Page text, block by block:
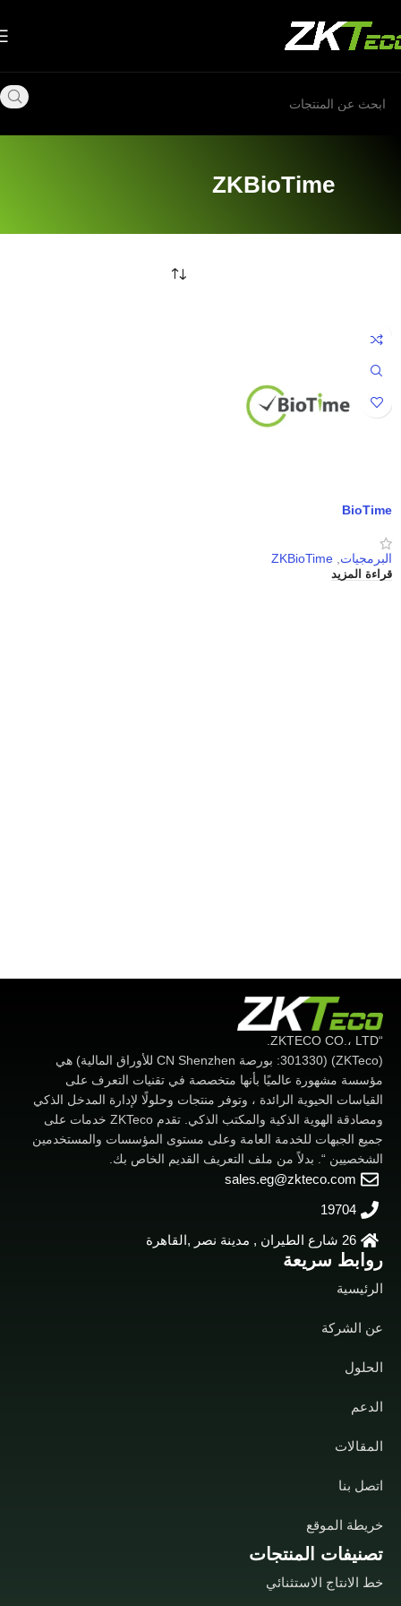
ZKBioTime
BioTime
البرمجيات ZKBioTime
قراءة المزيد
تصنيفات المنتجات
خط الانتاج الاستثنائي
روابط سريعة
الرئيسية
عن الشركة
الحلول
الدعم
المقالات
اتصل بنا
خريطة الموقع
“ZKTECO CO.، LTD.
(ZKTeco) (301330: بورصة CN Shenzhen للأوراق المالية) هي
مؤسسة مشهورة عالميًا بأنها متخصصة في تقنيات التعرف على
القياسات الحيوية الرائدة ، وتوفر منتجات وحلولًا لإدارة المدخل الذكي
ومصادقة الهوية الذكية والمكتب الذكي. تقدم ZKTeco خدمات على
جميع الجبهات للخدمة العامة وعلى مستوى المؤسسات والمستخدمين
الشخصيين “. بدلاً من ملف التعريف القديم الخاص بك.
sales.eg@zkteco.com
19704
26 شارع الطيران , مدينة نصر ,القاهرة